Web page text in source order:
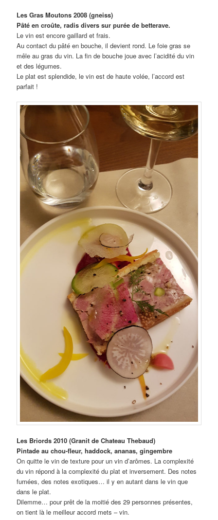
Les Gras Moutons 2008 (gneiss)
Pâté en croûte, radis divers sur purée de betterave.
Le vin est encore gaillard et frais.
Au contact du pâté en bouche, il devient rond. Le foie gras se
mêle au gras du vin. La fin de bouche joue avec l’acidité du vin
et des légumes.
Le plat est splendide, le vin est de haute volée, l’accord est
parfait !
Les Briords 2010 (Granit de Chateau Thebaud)
Pintade au chou-fleur, haddock, ananas, gingembre
On quitte le vin de texture pour un vin d’arômes. La complexité
du vin répond à la complexité du plat et inversement. Des notes
fumées, des notes exotiques… il y en autant dans le vin que
dans le plat.
Dilemme… pour prêt de la moitié des 29 personnes présentes,
on tient là le meilleur accord mets – vin.